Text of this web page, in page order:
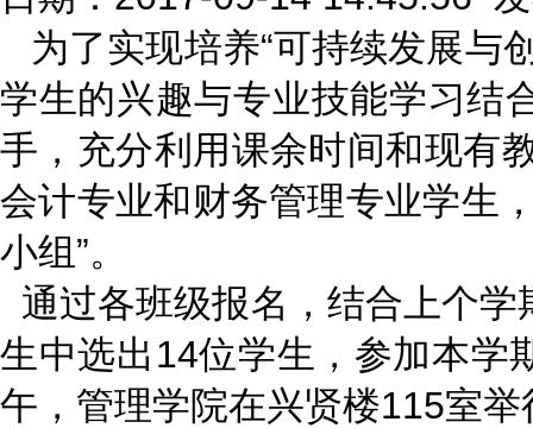
为了实现培养“可持续发展与
学生的兴趣与专业技能学习结
手，充分利用课余时间和现有
会计专业和财务管理专业学生
小组”。
通过各班级报名，结合上个
生中选出14位学生，参加本学
午，管理学院在兴贤楼115室